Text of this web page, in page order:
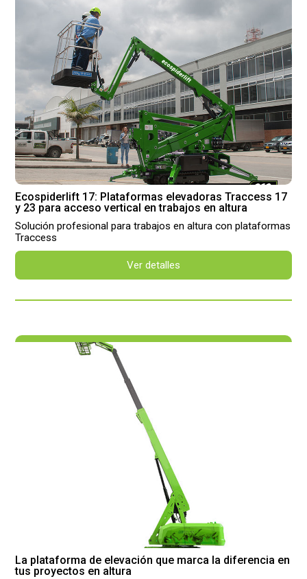
Ecospiderlift 17: Plataformas elevadoras Traccess 17
y 23 para acceso vertical en trabajos en altura
Solución profesional para trabajos en altura con plataformas
Traccess
Ver detalles
La plataforma de elevación que marca la diferencia en
tus proyectos en altura